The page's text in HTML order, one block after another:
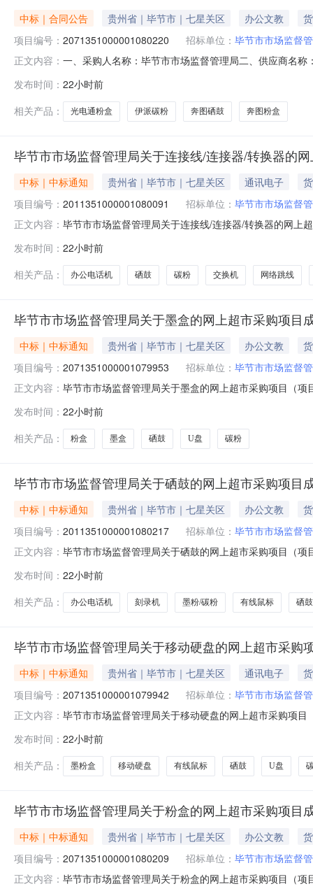
中标｜合同公告 贵州省｜毕节市｜七星关区 办公文教
项目编号： 2071351000001080220 招标单位： 毕节市市场监督
正文内容： 一、采购人名称：毕节市市场监督管理局二、供应商名
图/PantumCTL-350H,盒2.002004002奔图CTL-350H粉
发布时间： 22小时前
相关产品：
光电通粉盒 伊派碳粉 奔图硒鼓 奔图粉盒
毕节市市场监督管理局关于连接线/连接器/转换器的
中标｜中标通知 贵州省｜毕节市｜七星关区 通讯电子
项目编号： 2011351000001080091 招标单位： 毕节市市场监督
正文内容： 毕节市市场监督管理局关于连接线/连接器/转换器的网上
总额（元）:项目所在行政区划编码:520599项目所在行
发布时间： 22小时前
相关产品：
办公电话机 硒鼓 碳粉 交换机 网络跳线
毕节市市场监督管理局关于墨盒的网上超市采购项目
中标｜中标通知 贵州省｜毕节市｜七星关区 办公文教
项目编号： 2071351000001079953 招标单位： 毕节市市场监督
正文内容： 毕节市市场监督管理局关于墨盒的网上超市采购项目（
码:520599项目所在行政区划名称:毕节市本级报价起止
发布时间： 22小时前
相关产品：
粉盒 墨盒 硒鼓 U盘 碳粉
毕节市市场监督管理局关于硒鼓的网上超市采购项目
中标｜中标通知 贵州省｜毕节市｜七星关区 办公文教
项目编号： 2011351000001080217 招标单位： 毕节市市场监督
正文内容： 毕节市市场监督管理局关于硒鼓的网上超市采购项目（
码:520599项目所在行政区划名称:毕节市本级报价起止
发布时间： 22小时前
相关产品：
办公电话机 刻录机 墨粉/碳粉 有线鼠标 硒鼓
毕节市市场监督管理局关于移动硬盘的网上超市采购
中标｜中标通知 贵州省｜毕节市｜七星关区 通讯电子
项目编号： 2071351000001079942 招标单位： 毕节市市场监督
正文内容： 毕节市市场监督管理局关于移动硬盘的网上超市采购项
政区划编码:520599项目所在行政区划名称:毕节市本级
发布时间： 22小时前
相关产品：
墨粉盒 移动硬盘 有线鼠标 硒鼓 U盘
毕节市市场监督管理局关于粉盒的网上超市采购项目
中标｜中标通知 贵州省｜毕节市｜七星关区 办公文教
项目编号： 2071351000001080209 招标单位： 毕节市市场监督
正文内容： 毕节市市场监督管理局关于粉盒的网上超市采购项目（